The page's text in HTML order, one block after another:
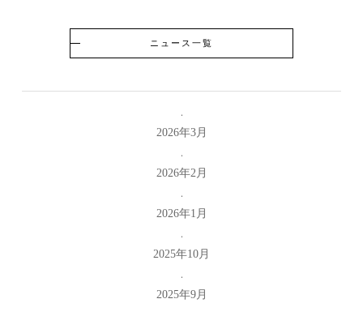
ニュース一覧
2026年3月
2026年2月
2026年1月
2025年10月
2025年9月